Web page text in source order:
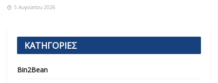
5 Αυγούστου 2026
ΚΑΤΗΓΟΡΙΕΣ
Bin2Bean